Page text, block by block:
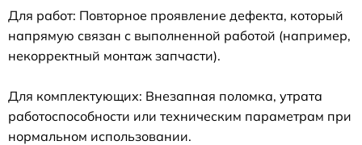
Для работ: Повторное проявление дефекта, который
напрямую связан с выполненной работой (например,
некорректный монтаж запчасти).
Для комплектующих: Внезапная поломка, утрата
работоспособности или техническим параметрам при
нормальном использовании.